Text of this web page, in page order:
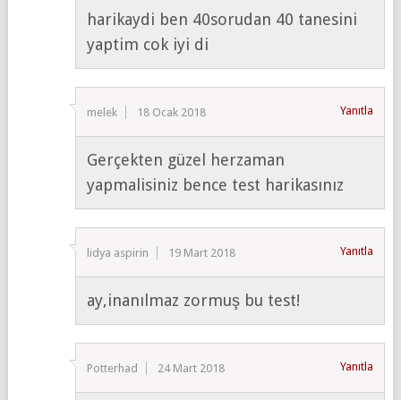
harikaydi ben 40sorudan 40 tanesini
yaptim cok iyi di
melek 18 Ocak 2018 Yanıtla
Gerçekten güzel herzaman
yapmalisiniz bence test harikasınız
lidya aspirin 19 Mart 2018 Yanıtla
ay,inanılmaz zormuş bu test!
Potterhad 24 Mart 2018 Yanıtla